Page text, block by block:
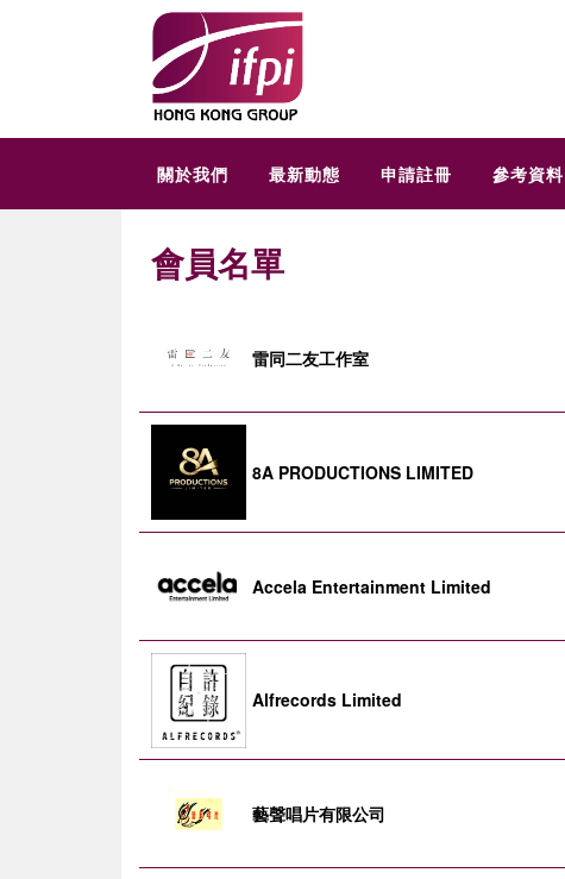
關於我們 最新動態 申請註冊 參考資料
會員名單
雷同二友工作室
8A PRODUCTIONS LIMITED
Accela Entertainment Limited
Alfrecords Limited
藝聲唱片有限公司